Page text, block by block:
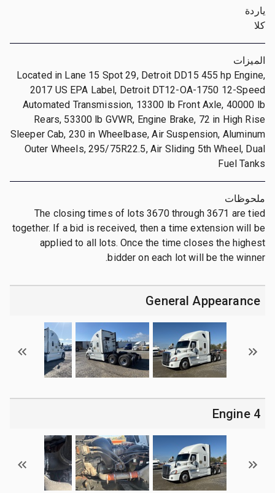
ياردة
كلا
الميزات
Located in Lane 15 Spot 29, Detroit DD15 455 hp Engine,
2017 US EPA Label, Detroit DT12-OA-1750 12-Speed
Automated Transmission, 13300 lb Front Axle, 40000 lb
Rears, 53300 lb GVWR, Engine Brake, 72 in High Rise
Sleeper Cab, 230 in Wheelbase, Air Suspension, Aluminum
Outer Wheels, 295/75R22.5, Air Sliding 5th Wheel, Dual
Fuel Tanks
ملحوظات
The closing times of lots 3670 through 3671 are tied
together. If a bid is received, then a time extension will be
applied to all lots. Once the time closes the highest
bidder on each lot will be the winner.
General Appearance
4 Engine